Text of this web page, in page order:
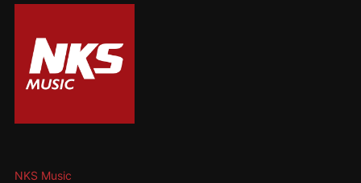
NKS Music